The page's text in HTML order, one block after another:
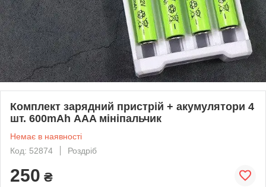
Комплект зарядний пристрій + акумулятори 4
шт. 600mAh ААA мініпальчик
Немає в наявності
Код: 52874
Роздріб
250 ₴